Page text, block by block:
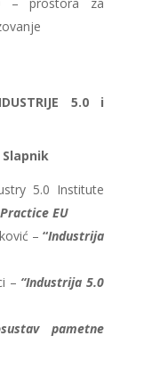
5.0 i
5.0 Institute
EU
–“Industrija
– “Industrija 5.0
pametne